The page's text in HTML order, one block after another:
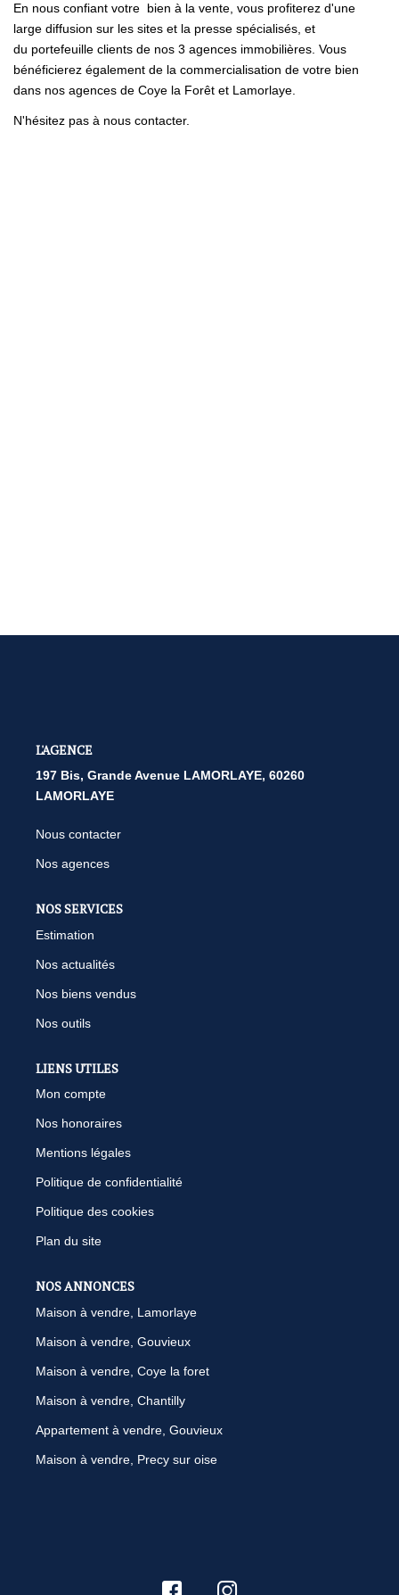
En nous confiant votre bien à la vente, vous profiterez d'une
large diffusion sur les sites et la presse spécialisés, et
du portefeuille clients de nos 3 agences immobilières. Vous
bénéficierez également de la commercialisation de votre bien
dans nos agences de Coye la Forêt et Lamorlaye.
N'hésitez pas à nous contacter.
L'AGENCE
197 Bis, Grande Avenue LAMORLAYE, 60260
LAMORLAYE
Nous contacter
Nos agences
NOS SERVICES
Estimation
Nos actualités
Nos biens vendus
Nos outils
LIENS UTILES
Mon compte
Nos honoraires
Mentions légales
Politique de confidentialité
Politique des cookies
Plan du site
NOS ANNONCES
Maison à vendre, Lamorlaye
Maison à vendre, Gouvieux
Maison à vendre, Coye la foret
Maison à vendre, Chantilly
Appartement à vendre, Gouvieux
Maison à vendre, Precy sur oise